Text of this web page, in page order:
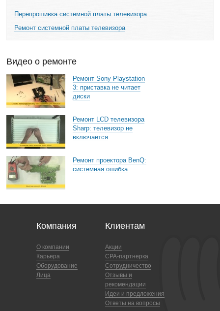
Перепрошивка системной платы телевизора
Ремонт системной платы телевизора
Видео о ремонте
Ремонт Sony Playstation
3: приставка не читает
диски
Ремонт LCD телевизора
Sharp: телевизор не
включается
Ремонт проектора BenQ:
системная ошибка
Компания
О компании
Карьера
Оборудование
Лица
Клиентам
Акции
CPA-партнерка
Сотрудничество
Отзывы и
рекомендации
Идеи и предложения
Ответы на вопросы